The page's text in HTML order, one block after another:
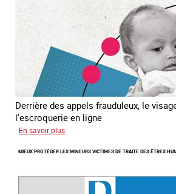
Derrière des appels frauduleux, le
l'escroquerie en ligne
En savoir plus
mondiale
lutte
MIEUX PROTÉGER LES MINEURS VICTIMES DE TRAITE DES ÊTRES